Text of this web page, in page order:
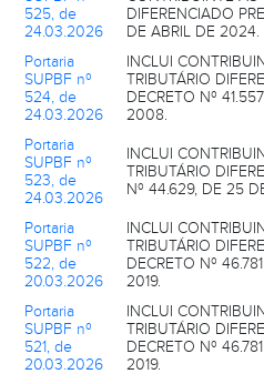
525, de
24.03.2026
DIFERENCIADO
DE ABRIL DE 2024.
Portaria
SUPBF nº
524, de
24.03.2026
INCLUI
TRIBUTÁRIO
DECRETO Nº
2008.
Portaria
SUPBF nº
523, de
24.03.2026
INCLUI
TRIBUTÁRIO
Nº 44.629, DE 25
Portaria
SUPBF nº
522, de
20.03.2026
INCLUI
TRIBUTÁRIO
DECRETO Nº
2019.
Portaria
SUPBF nº
521, de
20.03.2026
INCLUI
TRIBUTÁRIO
DECRETO Nº
2019.